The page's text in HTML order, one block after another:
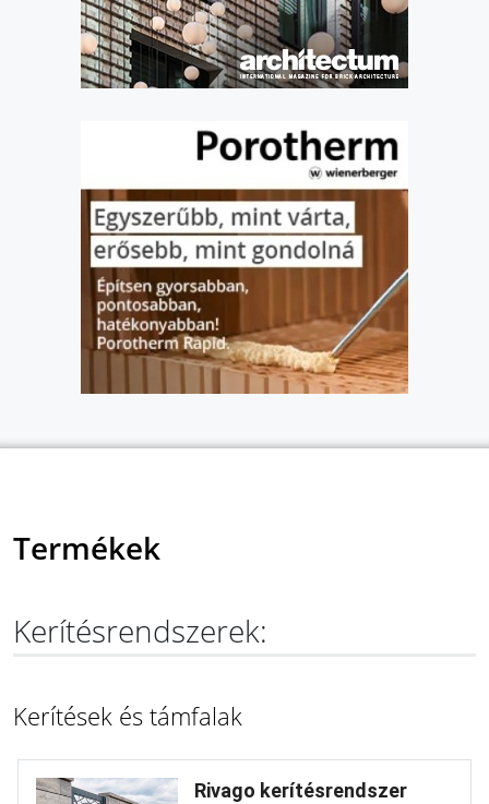
Termékek
Kerítésrendszerek:
Kerítések és támfalak
Rivago kerítésrendszer